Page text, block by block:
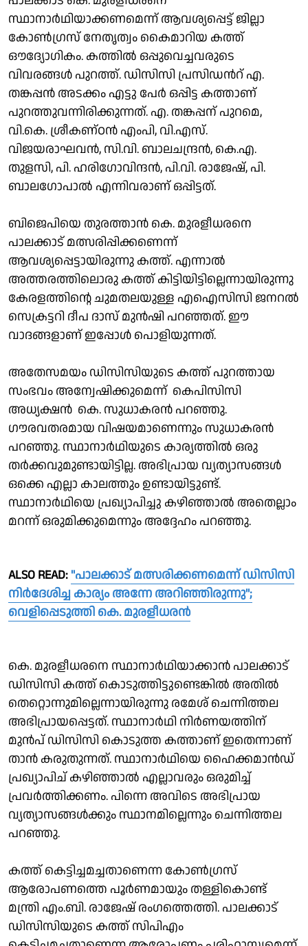
സ്ഥാനാര്‍ഥിയാക്കണമെന്ന് ആവശ്യപ്പെട്ട് ജില്ലാ
കോണ്‍ഗ്രസ് നേതൃത്വം കൈമാറിയ കത്ത്
ഔദ്യോഗികം. കത്തില്‍ ഒപ്പുവെച്ചവരുടെ
വിവരങ്ങള്‍ പുറത്ത്. ഡിസിസി പ്രസിഡന്‍റ് എ.
തങ്കപ്പന്‍ അടക്കം എട്ടു പേര്‍ ഒപ്പിട്ട കത്താണ്
പുറത്തുവന്നിരിക്കുന്നത്. എ. തങ്കപ്പന് പുറമെ,
വി.കെ. ശ്രീകണ്ഠന്‍ എംപി, വി.എസ്.
വിജയരാഘവന്‍, സി.വി. ബാലചന്ദ്രന്‍, കെ.എ.
തുളസി, പി. ഹരിഗോവിന്ദന്‍, പി.വി. രാജേഷ്, പി.
ബാലഗോപാല്‍ എന്നിവരാണ് ഒപ്പിട്ടത്.
ബിജെപിയെ തുരത്താന്‍ കെ. മുരളീധരനെ
പാലക്കാട് മത്സരിപ്പിക്കണെന്ന്
ആവശ്യപ്പെട്ടായിരുന്നു കത്ത്. എന്നാല്‍
അത്തരത്തിലൊരു കത്ത് കിട്ടിയിട്ടില്ലെന്നായിരുന്നു
കേരളത്തിന്റെ ചുമതലയുള്ള എഐസിസി ജനറല്‍
സെക്രട്ടറി ദീപ ദാസ് മുന്‍ഷി പറഞ്ഞത്. ഈ
വാദങ്ങളാണ് ഇപ്പോള്‍ പൊളിയുന്നത്.
അതേസമയം ഡിസിസിയുടെ കത്ത് പുറത്തായ
സംഭവം അന്വേഷിക്കുമെന്ന് കെപിസിസി
അധ്യക്ഷൻ കെ. സുധാകരന്‍ പറഞ്ഞു.
ഗൗരവതരമായ വിഷയമാണെന്നും സുധാകരന്‍
പറഞ്ഞു. സ്ഥാനാര്‍ഥിയുടെ കാര്യത്തില്‍ ഒരു
തര്‍ക്കവുമുണ്ടായിട്ടില്ല. അഭിപ്രായ വ്യത്യാസങ്ങള്‍
ഒക്കെ എല്ലാ കാലത്തും ഉണ്ടായിട്ടുണ്ട്.
സ്ഥാനാര്‍ഥിയെ പ്രഖ്യാപിച്ചു കഴിഞ്ഞാല്‍ അതെല്ലാം
മറന്ന് ഒരുമിക്കുമെന്നും അദ്ദേഹം പറഞ്ഞു.
ALSO READ: "പാലക്കാട് മത്സരിക്കണമെന്ന് ഡിസിസി
നിർദേശിച്ച കാര്യം അന്നേ അറിഞ്ഞിരുന്നു";
വെളിപ്പെടുത്തി കെ. മുരളീധരൻ
കെ. മുരളീധരനെ സ്ഥാനാര്‍ഥിയാക്കാന്‍ പാലക്കാട്
ഡിസിസി കത്ത് കൊടുത്തിട്ടുണ്ടെങ്കില്‍ അതില്‍
തെറ്റൊന്നുമില്ലെന്നായിരുന്നു രമേശ് ചെന്നിത്തല
അഭിപ്രായപ്പെട്ടത്. സ്ഥാനാര്‍ഥി നിര്‍ണയത്തിന്
മുന്‍പ് ഡിസിസി കൊടുത്ത കത്താണ് ഇതെന്നാണ്
താന്‍ കരുതുന്നത്. സ്ഥാനാര്‍ഥിയെ ഹൈക്കമാന്‍ഡ്
പ്രഖ്യാപിച് കഴിഞ്ഞാല്‍ എല്ലാവരും ഒരുമിച്ച്
പ്രവര്‍ത്തിക്കണം. പിന്നെ അവിടെ അഭിപ്രായ
വ്യത്യാസങ്ങള്‍ക്കും സ്ഥാനമില്ലെന്നും ചെന്നിത്തല
പറഞ്ഞു.
കത്ത് കെട്ടിച്ചമച്ചതാണെന്ന കോണ്‍ഗ്രസ്
ആരോപണത്തെ പൂര്‍ണമായും തള്ളികൊണ്ട്
മന്ത്രി എം.ബി. രാജേഷ് രംഗത്തെത്തി. പാലക്കാട്
ഡിസിസിയുടെ കത്ത് സിപിഎം